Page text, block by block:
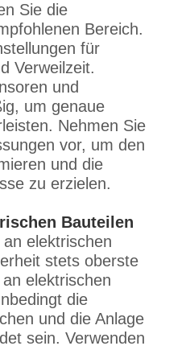
Sie die
Bereich.
für
Verweilzeit.
und
um genaue
Nehmen Sie
vor, um den
und die
zu erzielen.
Bauteilen
elektrischen
stets oberste
elektrischen
die
und die Anlage
sein. Verwenden